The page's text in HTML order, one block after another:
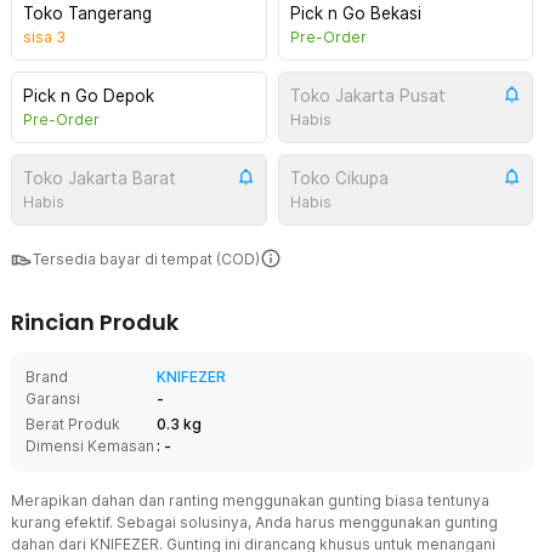
Toko Tangerang
sisa 3
Pick n Go Bekasi
Pre-Order
Pick n Go Depok
Pre-Order
Toko Jakarta Pusat
Habis
Toko Jakarta Barat
Habis
Toko Cikupa
Habis
Tersedia bayar di tempat (COD)
Rincian Produk
Brand
KNIFEZER
Garansi
-
Berat Produk
0.3 kg
Dimensi Kemasan : -
Merapikan dahan dan ranting menggunakan gunting biasa tentunya
kurang efektif. Sebagai solusinya, Anda harus menggunakan gunting
dahan dari KNIFEZER. Gunting ini dirancang khusus untuk menangani